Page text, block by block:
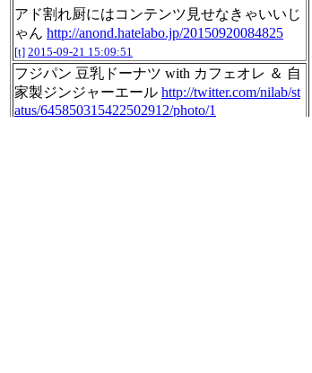
アド割れ厨にはコンテンツ見せなきゃいいじ
ゃん http://anond.hatelabo.jp/20150920084825
[t] 2015-09-21 15:09:51
フジパン 豆乳ドーナツ with カフェオレ ＆ 自
家製ジンジャーエール http://twitter.com/nilab/st
atus/645850315422502912/photo/1